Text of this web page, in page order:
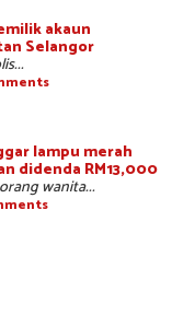
akaun
Selangor
lampu merah
didenda RM13,000
wanita...